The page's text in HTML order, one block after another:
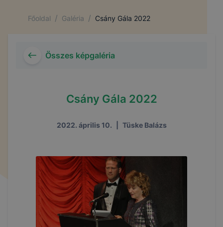
Főoldal / Galéria / Csány Gála 2022
Összes képgaléria
Csány Gála 2022
2022. április 10. Tüske Balázs